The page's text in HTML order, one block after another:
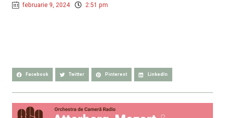
februarie 9, 2024 2:51 pm
Facebook Twitter Pinterest LinkedIn